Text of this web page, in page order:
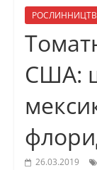
США:
26.03.2019